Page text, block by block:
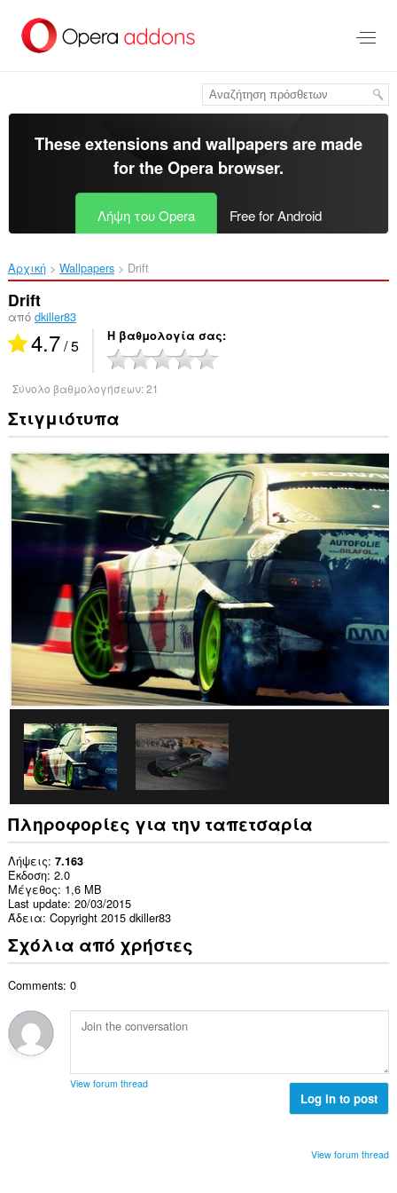
στο
κύριο
These extensions and wallpapers are made
for theOpera browser.
Λήψη του Opera Free for Android
Αρχική Wallpapers Drift‎
Drift
από dkiller83
4.7/ 5 Η βαθμολογία σας
Σύνολο βαθμολογήσεων:21
Στιγμιότυπα
Πληροφορίες για την ταπετσαρία
Λήψεις 7.163
Έκδοση 2.0
Μέγεθος 1,6 MB
Last update 20/03/2015
Άδεια Copyright 2015 dkiller83
Σχόλια από χρήστες
Comments: 0
View forum thread
Log in to post
View forum thread